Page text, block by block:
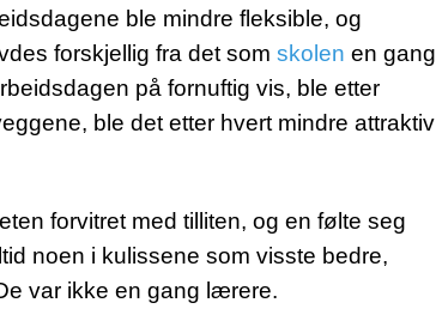
ble mindre fleksible, og
forskjellig fra det som skolen en gang
på fornuftig vis, ble etter
ble det etter hvert mindre attraktiv
forvitret med tilliten, og en følte seg
noen i kulissene som visste bedre,
var ikke en gang lærere.